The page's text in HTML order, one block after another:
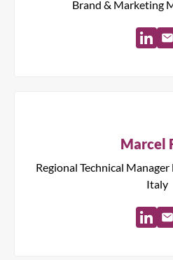
Brand & Marketing
Marcel
Regional Technical
Italy